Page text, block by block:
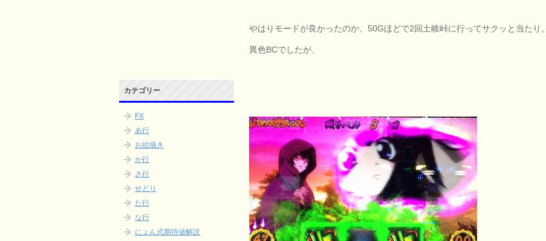
やはりモードが良かったのか、50Gほどで2回土岐峠に行ってサクッと当たり。
異色BCでしたが、
カテゴリー
FX
あ行
お絵描き
か行
さ行
せどり
た行
な行
にょん式期待値解説